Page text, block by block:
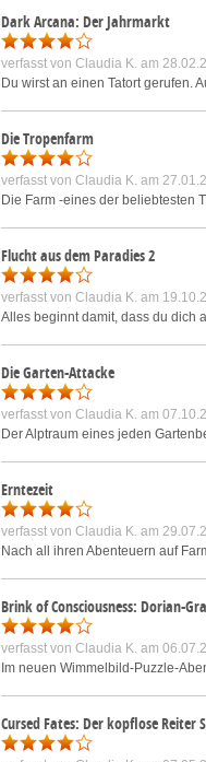
Dark Arcana: Der Jahrmarkt
verfasst von Claudia K. am
Du wirst an einen Tatort gerufen.
Die Tropenfarm
verfasst von Claudia K. am
Die Farm -eines der beliebtesten
Flucht aus dem Paradies 2
verfasst von Claudia K. am
Alles beginnt damit, dass du dich
Die Garten-Attacke
verfasst von Claudia K. am
Der Alptraum eines jeden
Erntezeit
verfasst von Claudia K. am
Nach all ihren Abenteuern auf
Brink of Consciousness: Dorian-
verfasst von Claudia K. am
Im neuen Wimmelbild-Puzzle-
Cursed Fates: Der kopflose Reiter